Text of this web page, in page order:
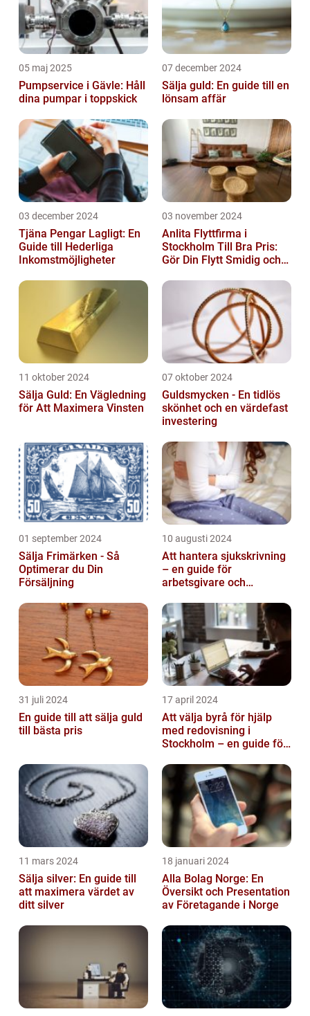
05 maj 2025
Pumpservice i Gävle: Håll
dina pumpar i toppskick
07 december 2024
Sälja guld: En guide till en
lönsam affär
03 december 2024
Tjäna Pengar Lagligt: En
Guide till Hederliga
Inkomstmöjligheter
03 november 2024
Anlita Flyttfirma i
Stockholm Till Bra Pris:
Gör Din Flytt Smidig och
11 oktober 2024
Sälja Guld: En Vägledning
för Att Maximera Vinsten
07 oktober 2024
Guldsmycken - En tidlös
skönhet och en värdefast
investering
01 september 2024
Sälja Frimärken - Så
Optimerar du Din
Försäljning
10 augusti 2024
Att hantera sjukskrivning
– en guide för
arbetsgivare och
31 juli 2024
En guide till att sälja guld
till bästa pris
17 april 2024
Att välja byrå för hjälp
med redovisning i
Stockholm – en guide för
11 mars 2024
Sälja silver: En guide till
att maximera värdet av
ditt silver
18 januari 2024
Alla Bolag Norge: En
Översikt och Presentation
av Företagande i Norge